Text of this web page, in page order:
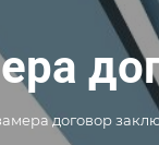
договор